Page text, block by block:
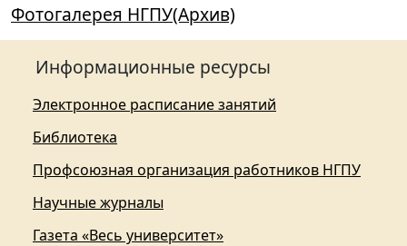
Фотогалерея НГПУ(Архив)
Информационные ресурсы
Электронное расписание занятий
Библиотека
Профсоюзная организация работников НГПУ
Научные журналы
Газета «Весь университет»